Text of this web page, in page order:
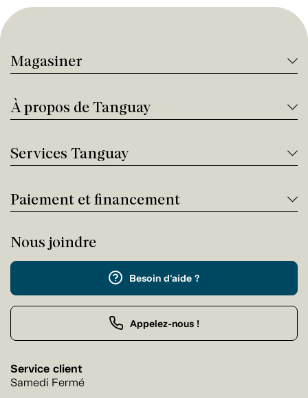
Magasiner
À propos de Tanguay
Services Tanguay
Paiement et financement
Nous joindre
Besoin d'aide ?
Appelez-nous !
Service client
Samedi Fermé